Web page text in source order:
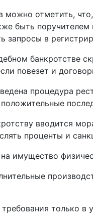
можно отметить,
быть
запросы в
банкротстве
повезет и
процедура
вводится
проценты и
имущество
только в